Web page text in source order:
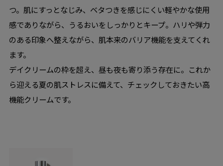
つ。肌にすっとなじみ、ベタつきを感じにくい軽やかな使用
感でありながら、うるおいをしっかりとキープ。ハリや弾力
のある印象へ整えながら、肌本来のバリア機能を支えてくれ
ます。
デイクリームの枠を超え、昼も夜も寄り添う存在に。これか
ら迎える夏の肌ストレスに備えて、チェックしておきたい高
機能クリームです。